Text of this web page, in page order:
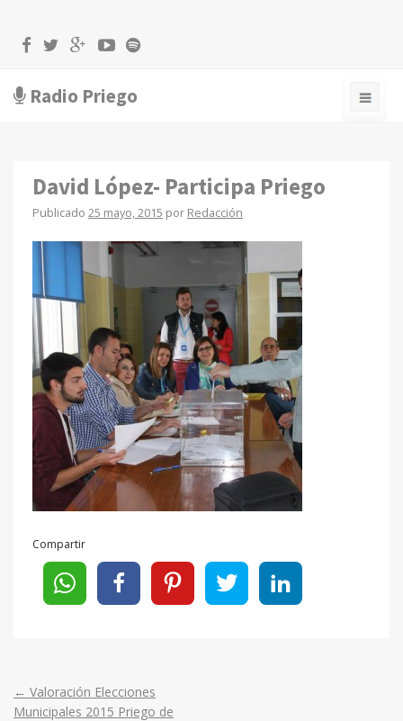
Radio Priego
David López- Participa Priego
Publicado 25 mayo, 2015 por Redacción
Compartir
Post
← Valoración Elecciones
Municipales 2015 Priego de